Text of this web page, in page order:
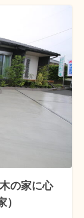
の家に心